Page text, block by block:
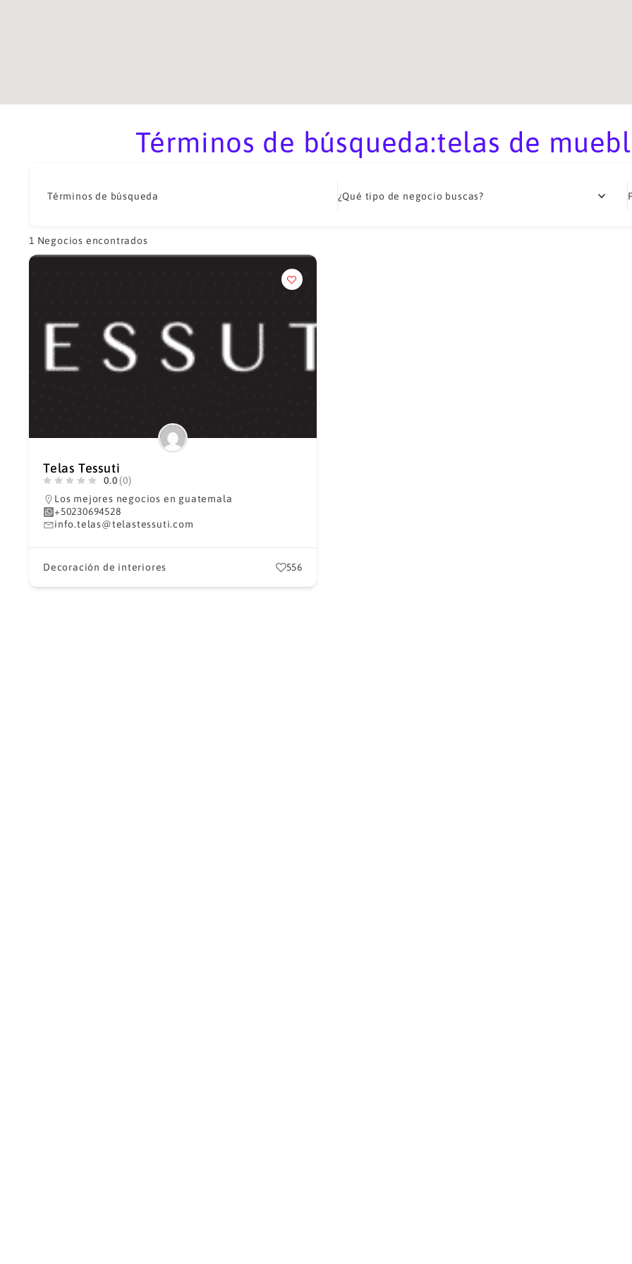
Términos de búsqueda:telas de
Términos de búsqueda ¿Qué tipo de negocio buscas?
1 Negocios encontrados
Telas Tessuti
0.0 (0)
Los mejores negocios en guatemala
+50230694528
info.telas@telastessuti.com
Decoración de interiores 556